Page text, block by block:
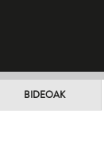
BIDEOAK